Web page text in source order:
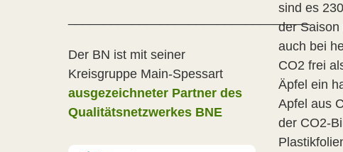
sind es
der Saison
auch bei
CO2 frei
Äpfel ein
Apfel aus
der CO2-
__________________________________
Der BN ist mit seiner
Kreisgruppe Main-Spessart
ausgezeichneter Partner des
Qualitätsnetzwerkes BNE